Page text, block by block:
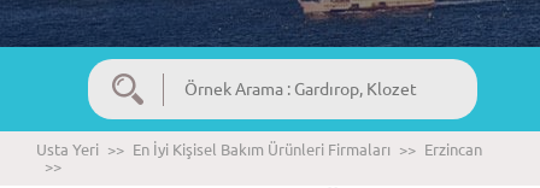
Usta Yeri >> En İyi Kişisel Bakım Ürünleri Firmaları >> Erzincan
>>